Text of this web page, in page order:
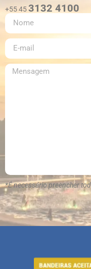
+55 453132 4100
*É necessário preencher